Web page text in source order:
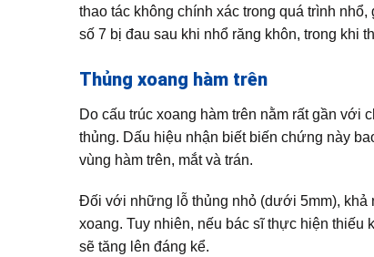
thao tác không chính xác trong quá trình
số 7 bị đau sau khi nhổ răng khôn, trong khi
Thủng xoang hàm trên
Do cấu trúc xoang hàm trên nằm rất gần với
thủng. Dấu hiệu nhận biết biến chứng này
vùng hàm trên, mắt và trán.
Đối với những lỗ thủng nhỏ (dưới 5mm), khả
xoang. Tuy nhiên, nếu bác sĩ thực hiện thiếu
sẽ tăng lên đáng kể.